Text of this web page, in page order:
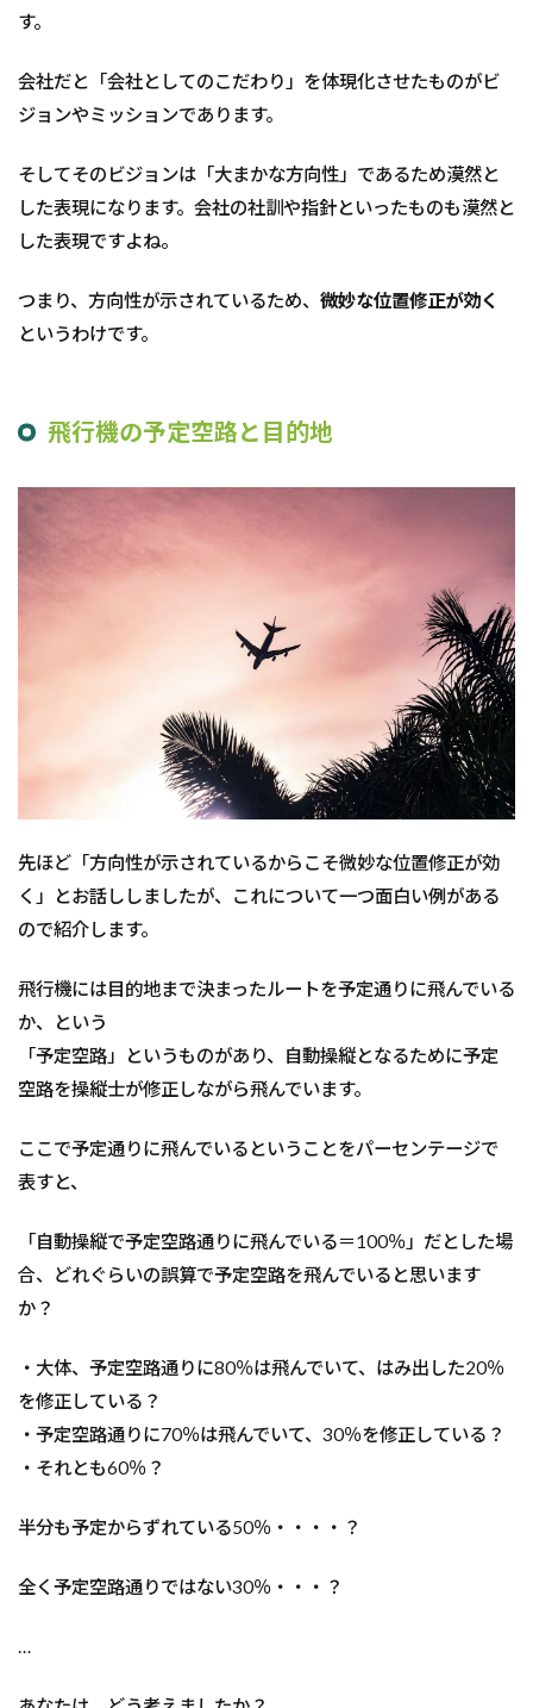
す。
会社だと「会社としてのこだわり」を体現化させたものがビ
ジョンやミッションであります。
そしてそのビジョンは「大まかな方向性」であるため漠然と
した表現になります。会社の社訓や指針といったものも漠然と
した表現ですよね。
つまり、方向性が示されているため、 微妙な位置修正が効く
というわけです。
飛行機の予定空路と目的地
先ほど「方向性が示されているからこそ微妙な位置修正が効
く」とお話ししましたが、これについて一つ面白い例がある
ので紹介します。
飛行機には目的地まで決まったルートを予定通りに飛んでいる
か、という
「予定空路」というものがあり、自動操縦となるために予定
空路を操縦士が修正しながら飛んでいます。
ここで予定通りに飛んでいるということをパーセンテージで
表すと、
「自動操縦で予定空路通りに飛んでいる＝100％」だとした場
合、どれぐらいの誤算で予定空路を飛んでいると思います
か？
・大体、予定空路通りに80％は飛んでいて、はみ出した20％
を修正している？
・予定空路通りに70％は飛んでいて、30％を修正している？
・それとも60％？
半分も予定からずれている50％・・・・？
全く予定空路通りではない30％・・・？